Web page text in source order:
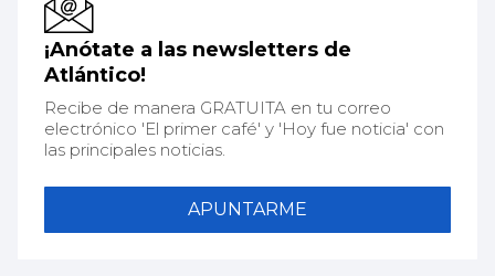
¡Anótate a las newsletters de
Atlántico!
Recibe de manera GRATUITA en tu correo
electrónico 'El primer café' y 'Hoy fue noticia' con
las principales noticias.
APUNTARME